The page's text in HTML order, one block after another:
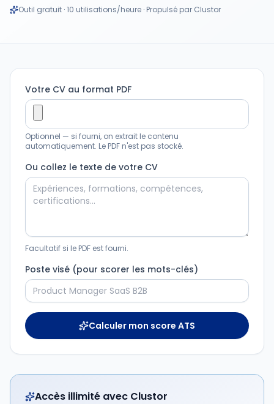
Outil gratuit · 10 utilisations/heure · Propulsé par Clustor
Votre CV au format PDF
Optionnel — si fourni, on extrait le contenu
automatiquement. Le PDF n'est pas stocké.
Ou collez le texte de votre CV
Facultatif si le PDF est fourni.
Poste visé (pour scorer les mots-clés)
Calculer mon score ATS
Accès illimité avec Clustor